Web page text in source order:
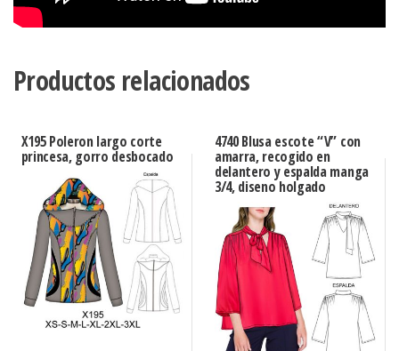
Productos relacionados
X195 Poleron largo corte
princesa, gorro desbocado
4740 Blusa escote “V” con
amarra, recogido en
delantero y espalda manga
3/4, diseno holgado